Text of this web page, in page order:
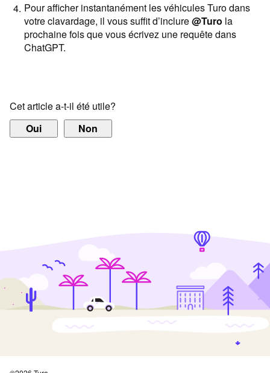
Pour afficher instantanément les véhicules Turo dans
votre clavardage, il vous suffit d’inclure@Turo la
prochaine fois que vous écrivez une requête dans
ChatGPT.
Cet article a-t-il été utile?
Oui
Non